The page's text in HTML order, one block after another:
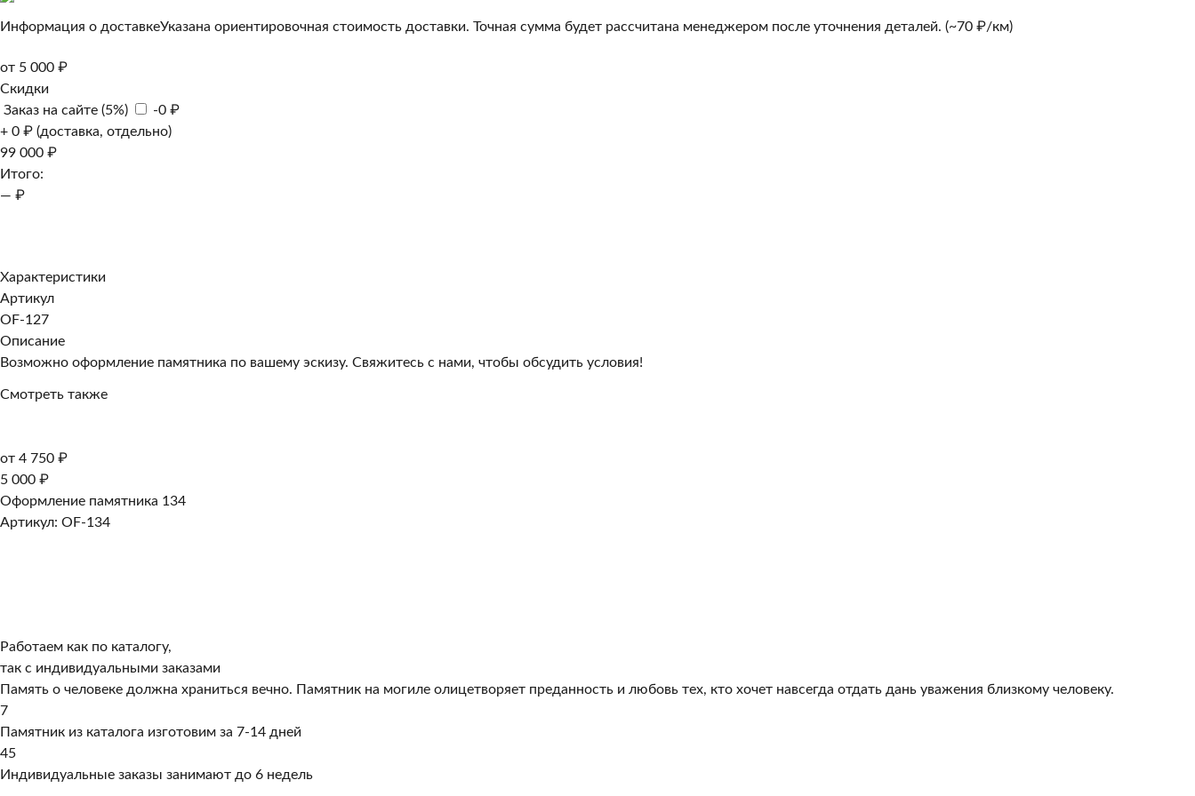
Информация о доставкеУказана ориентировочная стоимость доставки. Точная сумма будет рассчитана менеджером после уточнения деталей. (~70 ₽/км)
от 5 000 ₽
Скидки
Заказ на сайте (5%)
-0 ₽
+ 0 ₽ (доставка, отдельно)
99 000 ₽
Итого:
— ₽
Характеристики
Артикул
OF-127
Описание
Возможно оформление памятника по вашему эскизу. Свяжитесь с нами, чтобы обсудить условия!
Смотреть также
от 4 750 ₽
5 000 ₽
Оформление памятника 134
Артикул: OF-134
Работаем как по каталогу,
так с индивидуальными заказами
Память о человеке должна храниться вечно. Памятник на могиле олицетворяет преданность и любовь тех, кто хочет навсегда отдать дань уважения близкому человеку.
7
Памятник из каталога изготовим за 7-14 дней
45
Индивидуальные заказы занимают до 6 недель